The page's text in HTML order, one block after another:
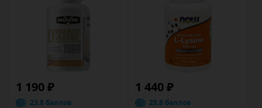
1 190 ₽
23.8 баллов
1 440 ₽
28.8 баллов